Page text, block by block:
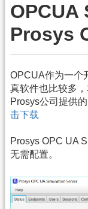
OPCUA
Prosys
OPCUA作为一个
真软件也比较多
Prosys公司提供的
击下载
Prosys OPC UA
无需配置。